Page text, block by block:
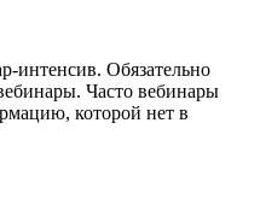
интенсив. Обязательно
Часто вебинары
которой нет в